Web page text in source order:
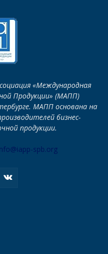
«Международная
Продукции» (МАПП)
МАПП основана на
бизнес-
продукции.
spb.org